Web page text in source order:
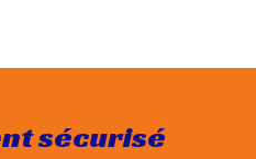
sécurisé